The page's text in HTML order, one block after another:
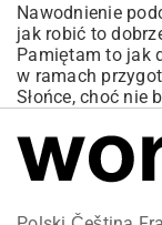
Nawodnienie
jak robić to
Pamiętam to jak
w ramach
Słońce, choć nie